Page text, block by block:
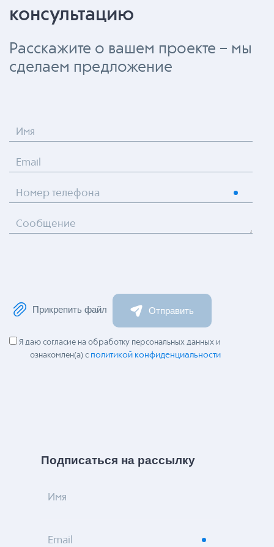
консультацию
Расскажите о вашем проекте – мы
сделаем предложение
Имя
Email
Номер телефона
Сообщение
Прикрепить файл Отправить
Я даю согласие на обработку персональных данных и
ознакомлен(а) с политикой конфиденциальности
Подписаться на рассылку
Имя
Email